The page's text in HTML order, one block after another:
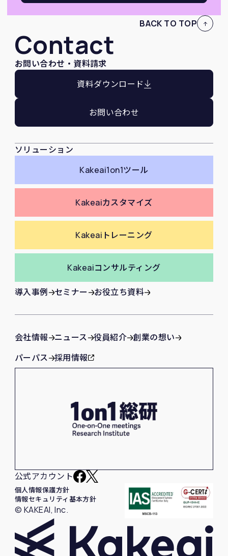
BACK TO TOP
Contact
お問い合わせ・資料請求
資料ダウンロード
お問い合わせ
ソリューション
Kakeai1on1ツール
Kakeaiカスタマイズ
Kakeai トレーニング
Kakeaiコンサルティング
導入事例 セミナー お役立ち資料
会社情報 ニュース 役員紹介 創業の想い
パーパス
採用情報
公式アカウント
個人情報保護方針
情報セキュリティ基本方針
© KAKEAI, Inc.